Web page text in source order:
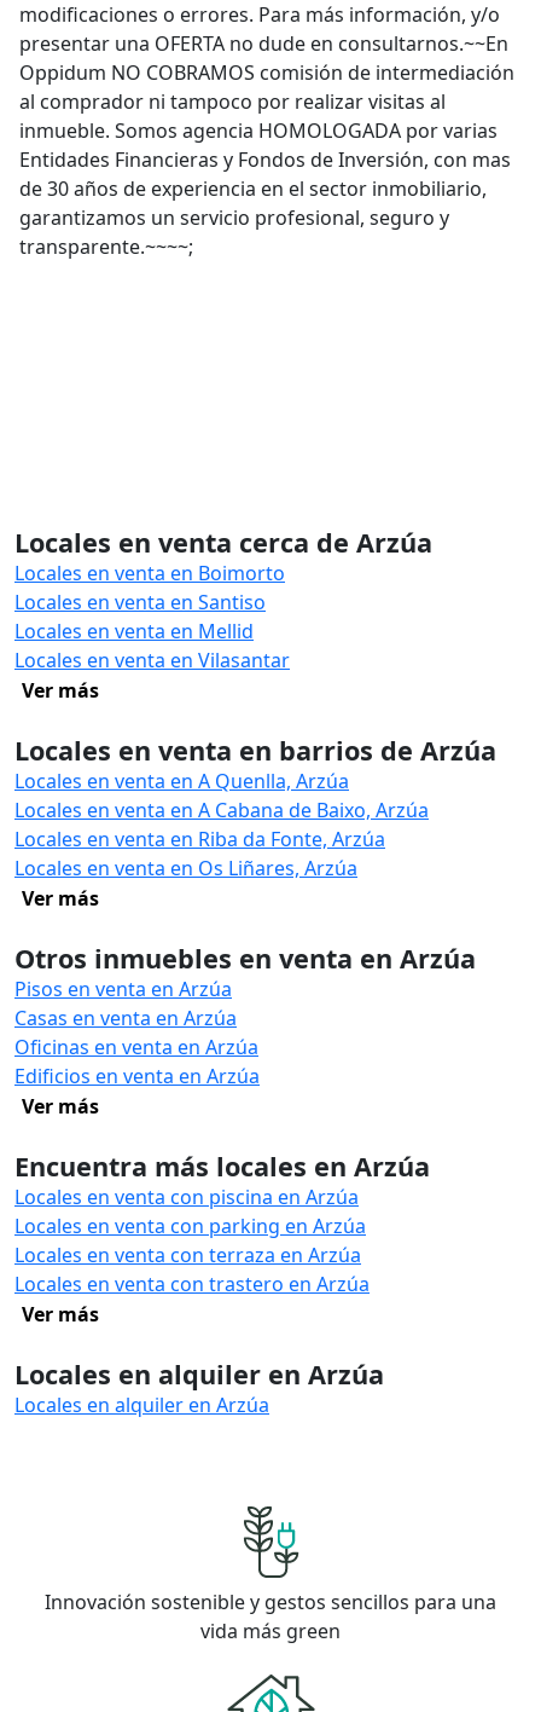
modificaciones o errores. Para más información, y/o
presentar una OFERTA no dude en consultarnos.~~En
Oppidum NO COBRAMOS comisión de intermediación
al comprador ni tampoco por realizar visitas al
inmueble. Somos agencia HOMOLOGADA por varias
Entidades Financieras y Fondos de Inversión, con mas
de 30 años de experiencia en el sector inmobiliario,
garantizamos un servicio profesional, seguro y
transparente.~~~~;
Locales en venta cerca de Arzúa
Locales en venta en Boimorto
Locales en venta en Santiso
Locales en venta en Mellid
Locales en venta en Vilasantar
Ver más
Locales en venta en barrios de Arzúa
Locales en venta en A Quenlla, Arzúa
Locales en venta en A Cabana de Baixo, Arzúa
Locales en venta en Riba da Fonte, Arzúa
Locales en venta en Os Liñares, Arzúa
Ver más
Otros inmuebles en venta en Arzúa
Pisos en venta en Arzúa
Casas en venta en Arzúa
Oficinas en venta en Arzúa
Edificios en venta en Arzúa
Ver más
Encuentra más locales en Arzúa
Locales en venta con piscina en Arzúa
Locales en venta con parking en Arzúa
Locales en venta con terraza en Arzúa
Locales en venta con trastero en Arzúa
Ver más
Locales en alquiler en Arzúa
Locales en alquiler en Arzúa
Innovación sostenible y gestos sencillos para una
vida más green